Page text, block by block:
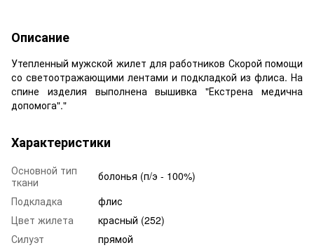
Описание
Утепленный мужской жилет для работников Скорой помощи
со светоотражающими лентами и подкладкой из флиса. На
спине изделия выполнена вышивка "Екстрена медична
допомога"."
Характеристики
Основной тип
ткани
болонья (п/э - 100%)
Подкладка
флис
Цвет жилета
красный (252)
Силуэт
прямой